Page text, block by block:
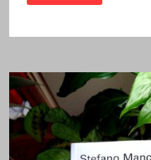
CIENTÍFICOS,
BICHOS